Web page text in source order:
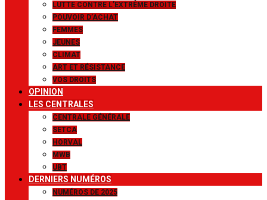
LUTTE CONTRE L’EXTRÊME DROITE
POUVOIR D’ACHAT
FEMMES
JEUNES
CLIMAT
ART ET RÉSISTANCE
VOS DROITS
OPINION
LES CENTRALES
CENTRALE GÉNÉRALE
SETCA
HORVAL
MWB
UBT
DERNIERS NUMÉROS
NUMÉROS DE 2025